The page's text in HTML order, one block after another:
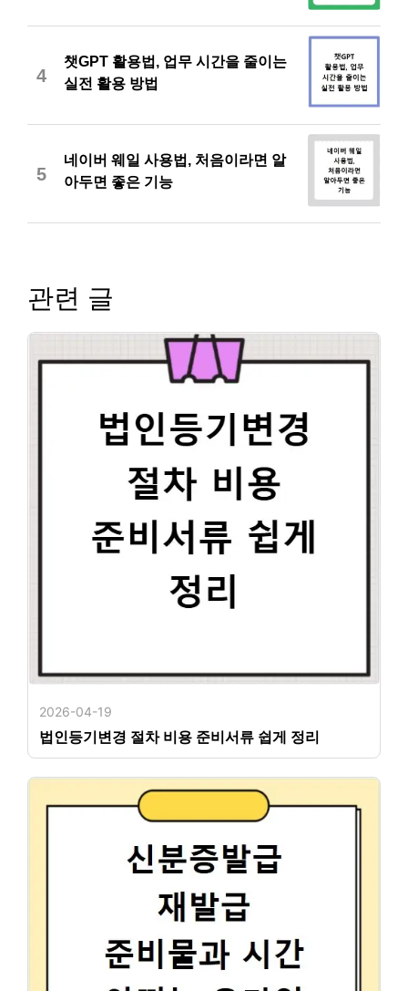
4
챗GPT 활용법, 업무 시간을 줄이는
실전 활용 방법
5
네이버 웨일 사용법, 처음이라면 알
아두면 좋은 기능
관련 글
2026-04-19
법인등기변경 절차 비용 준비서류 쉽게 정리